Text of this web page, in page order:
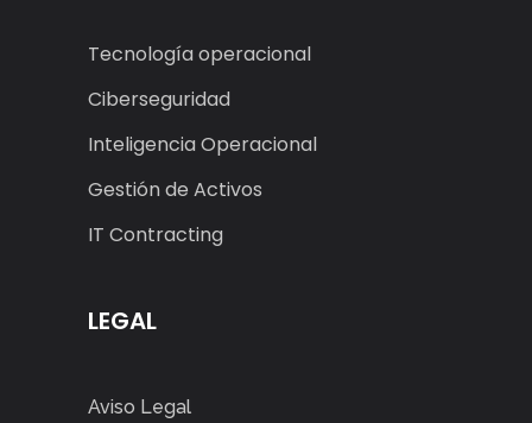
Tecnología operacional
Ciberseguridad
Inteligencia Operacional
Gestión de Activos
IT Contracting
LEGAL
Aviso Legal